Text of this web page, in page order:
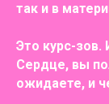
так и в
Это курс-
Сердце, вы
ожидаете, и